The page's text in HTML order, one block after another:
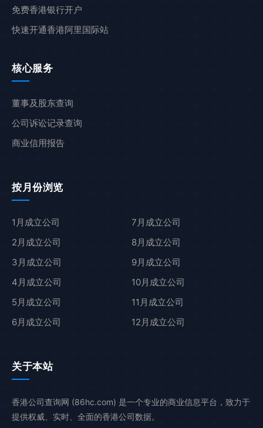
免费香港银行开户
快速开通香港阿里国际站
核心服务
董事及股东查询
公司诉讼记录查询
商业信用报告
按月份浏览
1月成立公司
2月成立公司
3月成立公司
4月成立公司
5月成立公司
6月成立公司
7月成立公司
8月成立公司
9月成立公司
10月成立公司
11月成立公司
12月成立公司
关于本站
香港公司查询网 (86hc.com) 是一个专业的商业信息平台，致力于
提供权威、实时、全面的香港公司数据。